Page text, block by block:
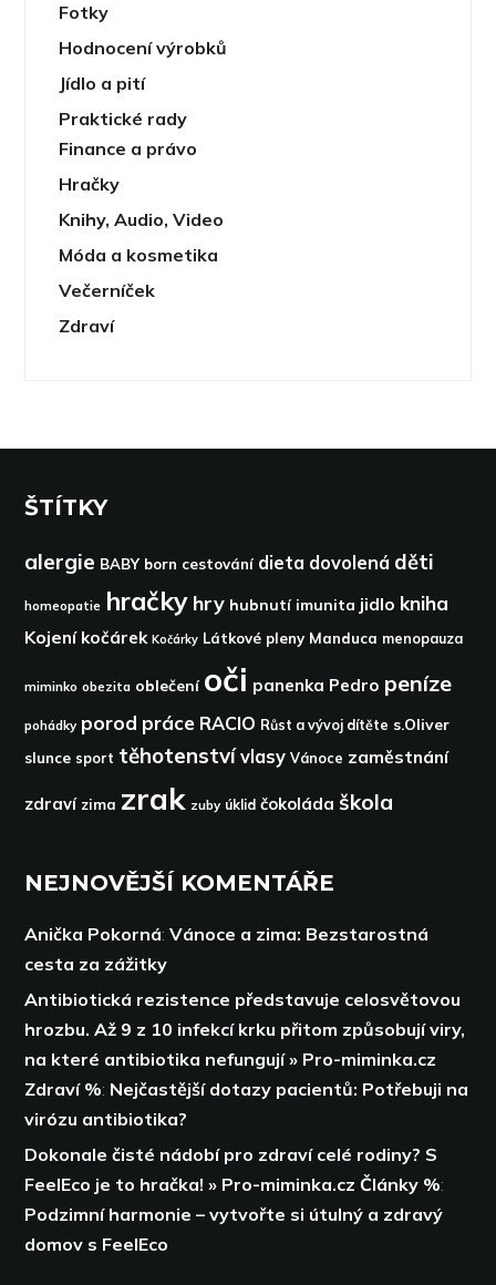
Fotky
Hodnocení výrobků
Jídlo a pití
Praktické rady
Finance a právo
Hračky
Knihy, Audio, Video
Móda a kosmetika
Večerníček
Zdraví
ŠTÍTKY
alergie BABY born cestování dieta dovolená děti
homeopatie hračky hry hubnutí imunita jidlo kniha
Kojení kočárek Kočárky Látkové pleny Manduca menopauza
miminko obezita oblečení oči panenka Pedro peníze
pohádky porod práce RACIO Růst a vývoj dítěte s.Oliver
slunce sport těhotenství vlasy Vánoce zaměstnání
zdraví zima zrak zuby úklid čokoláda škola
NEJNOVĚJŠÍ KOMENTÁŘE
Anička Pokorná:Vánoce a zima: Bezstarostná
cesta za zážitky
Antibiotická rezistence představuje celosvětovou
hrozbu. Až 9 z 10 infekcí krku přitom způsobují viry,
na které antibiotika nefungují » Pro-miminka.cz
Zdraví %: Nejčastější dotazy pacientů: Potřebuji na
virózu antibiotika?
Dokonale čisté nádobí pro zdraví celé rodiny? S
FeelEco je to hračka! » Pro-miminka.cz Články %:
Podzimní harmonie – vytvořte si útulný a zdravý
domov s FeelEco